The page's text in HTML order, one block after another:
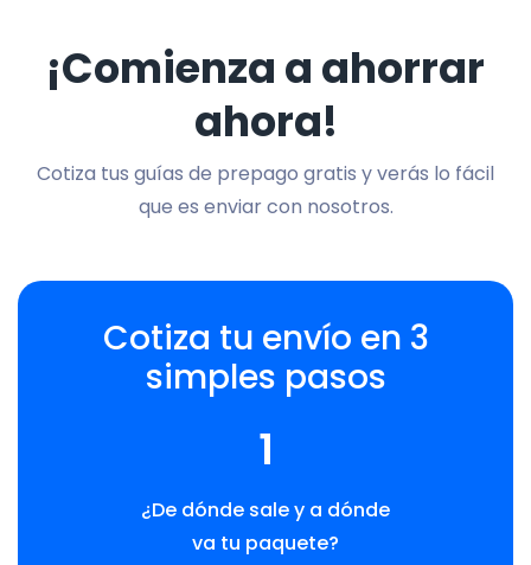
¡Comienza a ahorrar
ahora!
Cotiza tus guías de prepago gratis y verás lo fácil
que es enviar con nosotros.
Cotiza tu envío en 3
simples pasos
1
¿De dónde sale y a dónde
va tu paquete?